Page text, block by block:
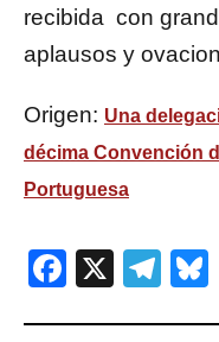
recibida con
aplausos y
Origen: Una
décima Convención
Portuguesa
Facebook
X